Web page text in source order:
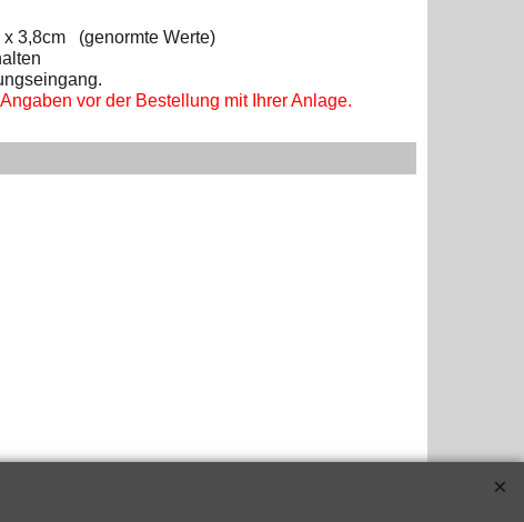
x 3,8cm (genormte Werte)
vor der Bestellung mit Ihrer Anlage.